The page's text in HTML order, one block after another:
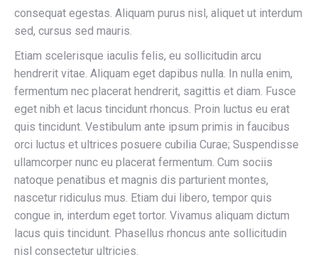
consequat egestas. Aliquam purus nisl, aliquet ut interdum
sed, cursus sed mauris.
Etiam scelerisque iaculis felis, eu sollicitudin arcu
hendrerit vitae. Aliquam eget dapibus nulla. In nulla enim,
fermentum nec placerat hendrerit, sagittis et diam. Fusce
eget nibh et lacus tincidunt rhoncus. Proin luctus eu erat
quis tincidunt. Vestibulum ante ipsum primis in faucibus
orci luctus et ultrices posuere cubilia Curae; Suspendisse
ullamcorper nunc eu placerat fermentum. Cum sociis
natoque penatibus et magnis dis parturient montes,
nascetur ridiculus mus. Etiam dui libero, tempor quis
congue in, interdum eget tortor. Vivamus aliquam dictum
lacus quis tincidunt. Phasellus rhoncus ante sollicitudin
nisl consectetur ultricies.